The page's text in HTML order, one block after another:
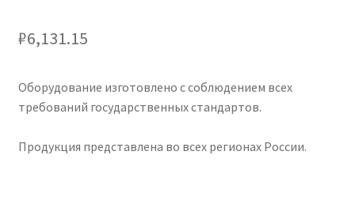
₽6,131.15
Оборудование изготовлено с соблюдением всех
требований государственных стандартов.
Продукция представлена во всех регионах России.